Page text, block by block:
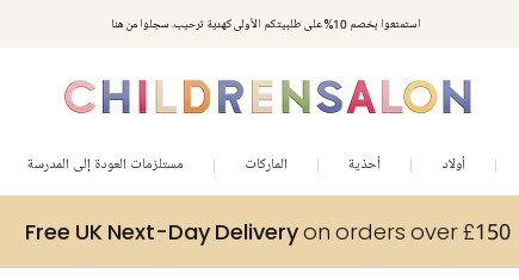
استمتعوا بخصم 10% على طلبيتكم الأولى كهدية ترحيب. سجلوا من هنا
أولاد أحذية الماركات مستلزمات العودة إلى المدرسة
Free UK Next-Day Deliveryon orders over £150